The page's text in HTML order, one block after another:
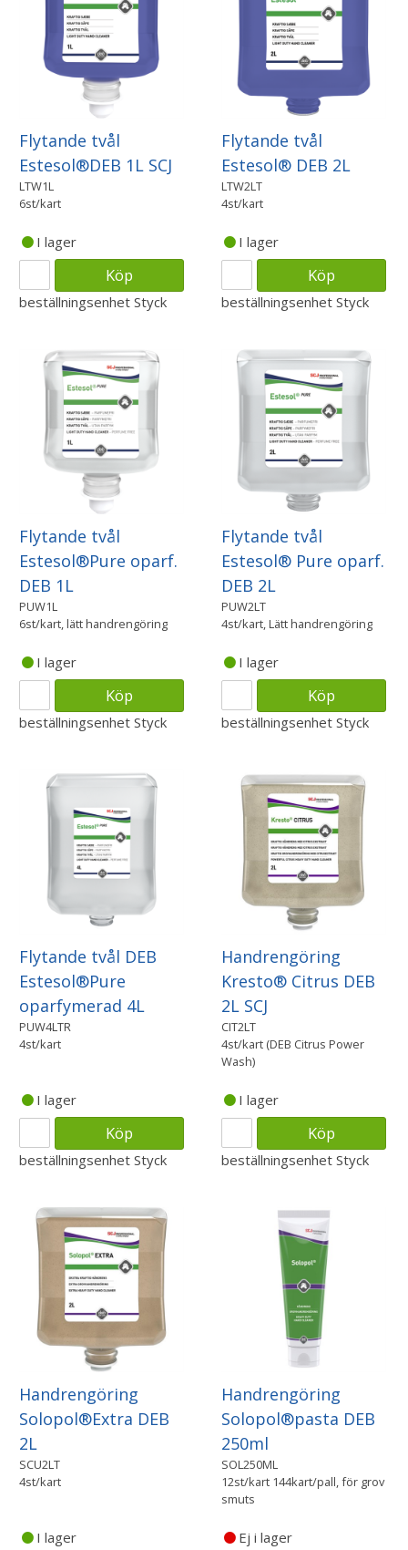
Flytande tvål
Estesol®DEB 1L SCJ
LTW1L
6st/kart
I lager
Köp
beställningsenhet Styck
Flytande tvål
Estesol® DEB 2L
LTW2LT
4st/kart
I lager
Köp
beställningsenhet Styck
Flytande tvål
Estesol®Pure oparf.
DEB 1L
PUW1L
6st/kart, lätt handrengöring
I lager
Köp
beställningsenhet Styck
Flytande tvål
Estesol® Pure oparf.
DEB 2L
PUW2LT
4st/kart, Lätt handrengöring
I lager
Köp
beställningsenhet Styck
Flytande tvål DEB
Estesol®Pure
oparfymerad 4L
PUW4LTR
4st/kart
I lager
Köp
beställningsenhet Styck
Handrengöring
Kresto® Citrus DEB
2L SCJ
CIT2LT
4st/kart (DEB Citrus Power
Wash)
I lager
Köp
beställningsenhet Styck
Handrengöring
Solopol®Extra DEB
2L
SCU2LT
4st/kart
I lager
Handrengöring
Solopol®pasta DEB
250ml
SOL250ML
12st/kart 144kart/pall, för grov
smuts
Ej i lager